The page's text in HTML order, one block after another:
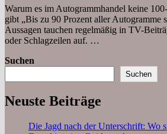
Warum es im Autogrammhandel keine
gibt „Bis zu 90 Prozent aller Autogramme
Aussagen tauchen regelmäßig in TV-
oder Schlagzeilen auf. …
Suchen
Suchen
Neuste Beiträge
Die Jagd nach der Unterschrift: Wo